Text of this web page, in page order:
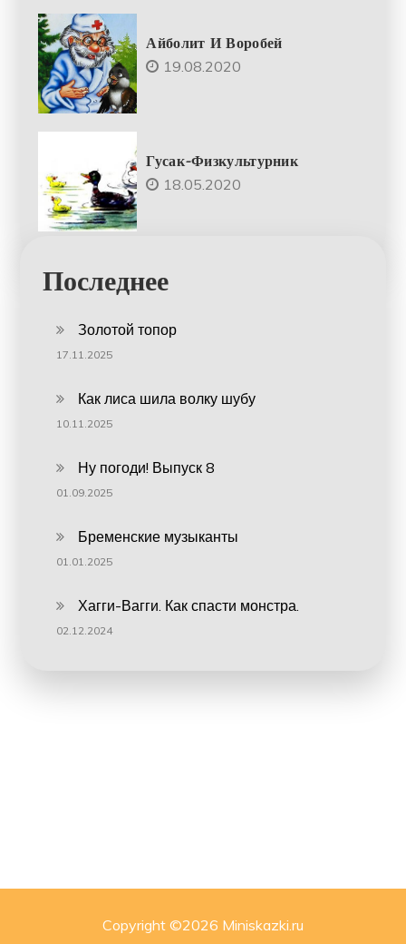
Айболит И Воробей
19.08.2020
Гусак-Физкультурник
18.05.2020
Последнее
Золотой топор
17.11.2025
Как лиса шила волку шубу
10.11.2025
Ну погоди! Выпуск 8
01.09.2025
Бременские музыканты
01.01.2025
Хагги-Вагги. Как спасти монстра.
02.12.2024
Copyright ©2026 Miniskazki.ru